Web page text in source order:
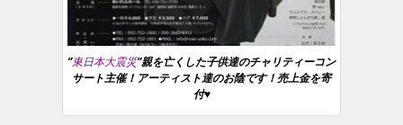
”東日本大震災”親を亡くした子供達のチャリティーコン
サート主催！アーティスト達のお陰です！売上金を寄
付♥